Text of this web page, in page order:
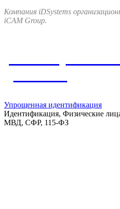
Компания iDSystems
iCAM Group.
Упрощенная идентификация
Идентификация, Физические
МВД, СФР, 115-ФЗ